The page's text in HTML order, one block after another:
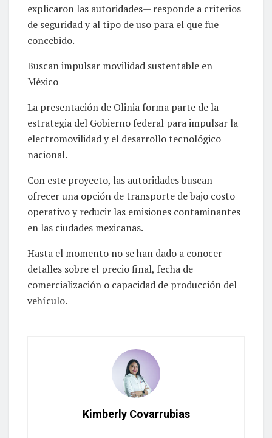
explicaron las autoridades— responde a criterios
de seguridad y al tipo de uso para el que fue
concebido.
Buscan impulsar movilidad sustentable en
México
La presentación de Olinia forma parte de la
estrategia del Gobierno federal para impulsar la
electromovilidad y el desarrollo tecnológico
nacional.
Con este proyecto, las autoridades buscan
ofrecer una opción de transporte de bajo costo
operativo y reducir las emisiones contaminantes
en las ciudades mexicanas.
Hasta el momento no se han dado a conocer
detalles sobre el precio final, fecha de
comercialización o capacidad de producción del
vehículo.
Kimberly Covarrubias